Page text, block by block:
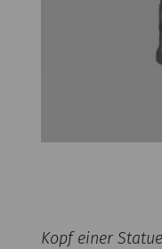
Kopf einer